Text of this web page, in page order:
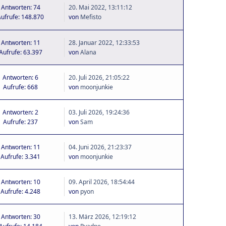
Antworten: 74
148.870
20. Mai 2022, 13:11:12
von Mefisto
Antworten: 11
63.397
28. Januar 2022, 12:33:53
vonAlana
Antworten: 6
Aufrufe: 668
20. Juli 2026, 21:05:22
von moonjunkie
Antworten: 2
Aufrufe: 237
03. Juli 2026, 19:24:36
vonSam
Antworten: 11
Aufrufe: 3.341
04. Juni 2026, 21:23:37
von moonjunkie
Antworten: 10
Aufrufe: 4.248
09. April 2026, 18:54:44
von pyon
Antworten: 30
13. März 2026, 12:19:12